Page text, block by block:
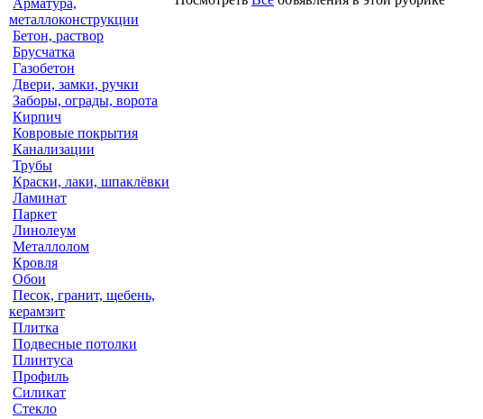
металлоконструкции
Бетон, раствор
Брусчатка
Газобетон
Двери, замки, ручки
Заборы, ограды, ворота
Кирпич
Ковровые покрытия
Канализации
Трубы
Краски, лаки, шпаклёвки
Ламинат
Паркет
Линолеум
Металлолом
Кровля
Обои
Песок, гранит, щебень,
керамзит
Плитка
Подвесные потолки
Плинтуса
Профиль
Силикат
Стекло